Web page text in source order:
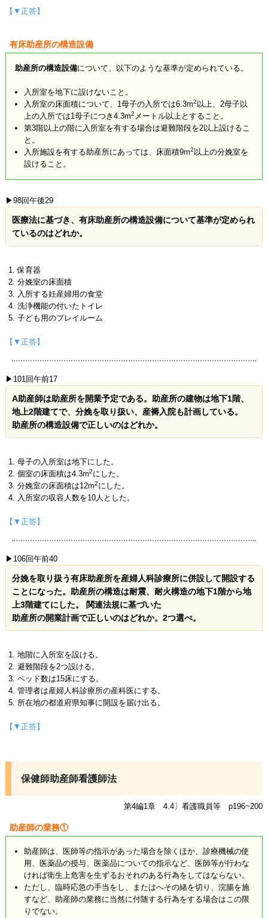
【▼正答】
有床助産所の構造設備
助産所の構造設備について、以下のような基準が定められている。
入所室を地下に設けないこと。
入所室の床面積について、1母子の入所では6.3m2 以上、2母子以
上の入所では1母子につき4.3m2 メートル以上とすること。
第3階以上の階に入所室を有する場合は避難階段を2以上設けるこ
と。
入所施設を有する助産所にあっては、床面積9m2 以上の分娩室を
設けること。
▶98回午後29
医療法に基づき、有床助産所の構造設備について基準が定められ
ているのはどれか。
保育器
分娩室の床面積
入所する妊産婦用の食堂
洗浄機能の付いたトイレ
子ども用のプレイルーム
【▼正答】
▶101回午前17
A助産師は助産所を開業予定である。助産所の建物は地下1階、
地上2階建てで、分娩を取り扱い、産褥入院も計画している。
助産所の構造設備で正しいのはどれか。
母子の入所室は地下にした。
個室の床面積は4.3m2にした。
分娩室の床面積は12m2にした。
入所室の収容人数を10人とした。
【▼正答】
▶106回午前40
分娩を取り扱う有床助産所を産婦人科診療所に併設して開設する
ことになった。助産所の構造は耐震、耐火構造の地下1階から地
上3階建てにした。 関連法規に基づいた
助産所の開業計画で正しいのはどれか。2つ選べ。
地階に入所室を設ける。
避難階段を2つ設ける。
ベッド数は15床にする。
管理者は産婦人科診療所の産科医にする。
所在地の都道府県知事に開設を届け出る。
【▼正答】
保健師助産師看護師法
第4編1章 4.4〕看護職員等 p196~200
助産師の業務①
助産師は、医師等の指示があった場合を除くほか、診療機械の使
用、医薬品の授与、医薬品についての指示など、医師等が行わな
ければ衛生上危害を生ずるおそれのある行為をしてはならない。
ただし、臨時応急の手当をし、またはへその緒を切り、浣腸を施
すなど、助産師の業務に当然に付随する行為をする場合はこの限
りでない。